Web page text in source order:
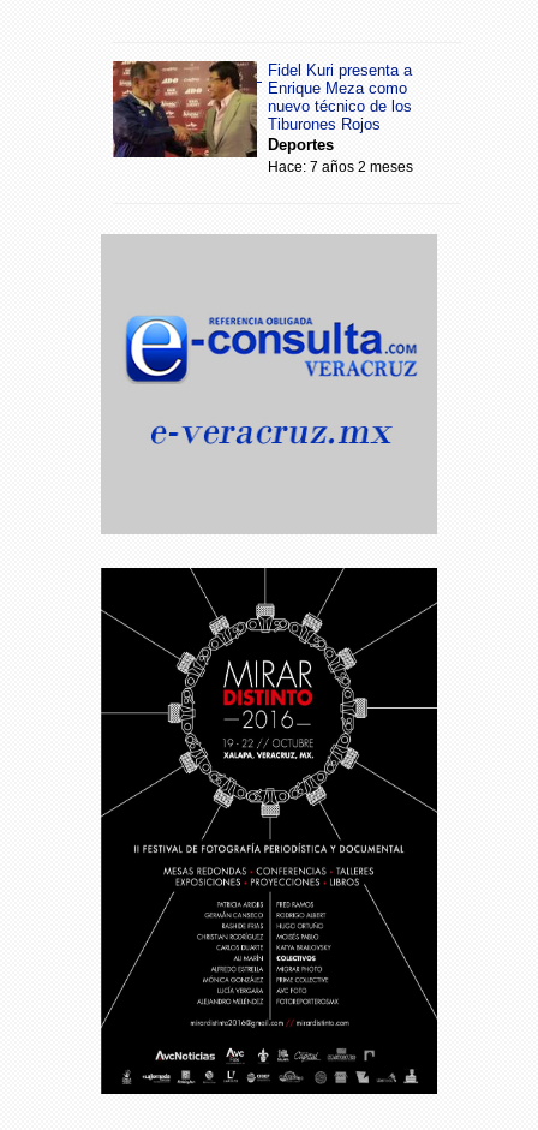
Fidel Kuri presenta a
Enrique Meza como
nuevo técnico de los
Tiburones Rojos
Deportes
Hace: 7 años 2 meses